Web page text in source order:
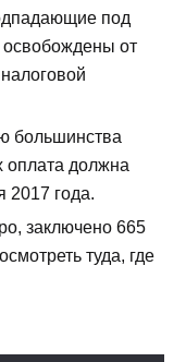
под
освобождены от
большинства
оплата должна
2017 года.
заключено 665
туда, где